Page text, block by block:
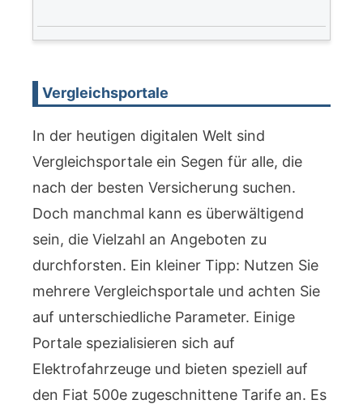
Vergleichsportale
In der heutigen digitalen Welt sind
Vergleichsportale ein Segen für alle, die
nach der besten Versicherung suchen.
Doch manchmal kann es überwältigend
sein, die Vielzahl an Angeboten zu
durchforsten. Ein kleiner Tipp: Nutzen Sie
mehrere Vergleichsportale und achten Sie
auf unterschiedliche Parameter. Einige
Portale spezialisieren sich auf
Elektrofahrzeuge und bieten speziell auf
den Fiat 500e zugeschnittene Tarife an. Es